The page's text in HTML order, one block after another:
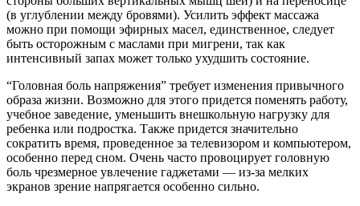
(в углублении между бровями). Усилить эффект массажа
можно при помощи эфирных масел, единственное, следует
быть осторожным с маслами при мигрени, так как
интенсивный запах может только ухудшить состояние.
“Головная боль напряжения” требует изменения привычного
образа жизни. Возможно для этого придется поменять работу,
учебное заведение, уменьшить внешкольную нагрузку для
ребенка или подростка. Также придется значительно
сократить время, проведенное за телевизором и компьютером,
особенно перед сном. Очень часто провоцирует головную
боль чрезмерное увлечение гаджетами — из-за мелких
экранов зрение напрягается особенно сильно.